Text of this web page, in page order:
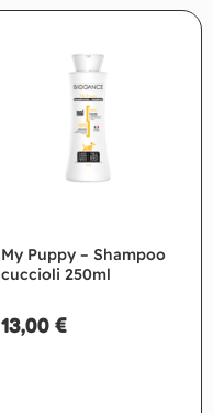
My Puppy – Shampoo
cuccioli 250ml
13,00 €